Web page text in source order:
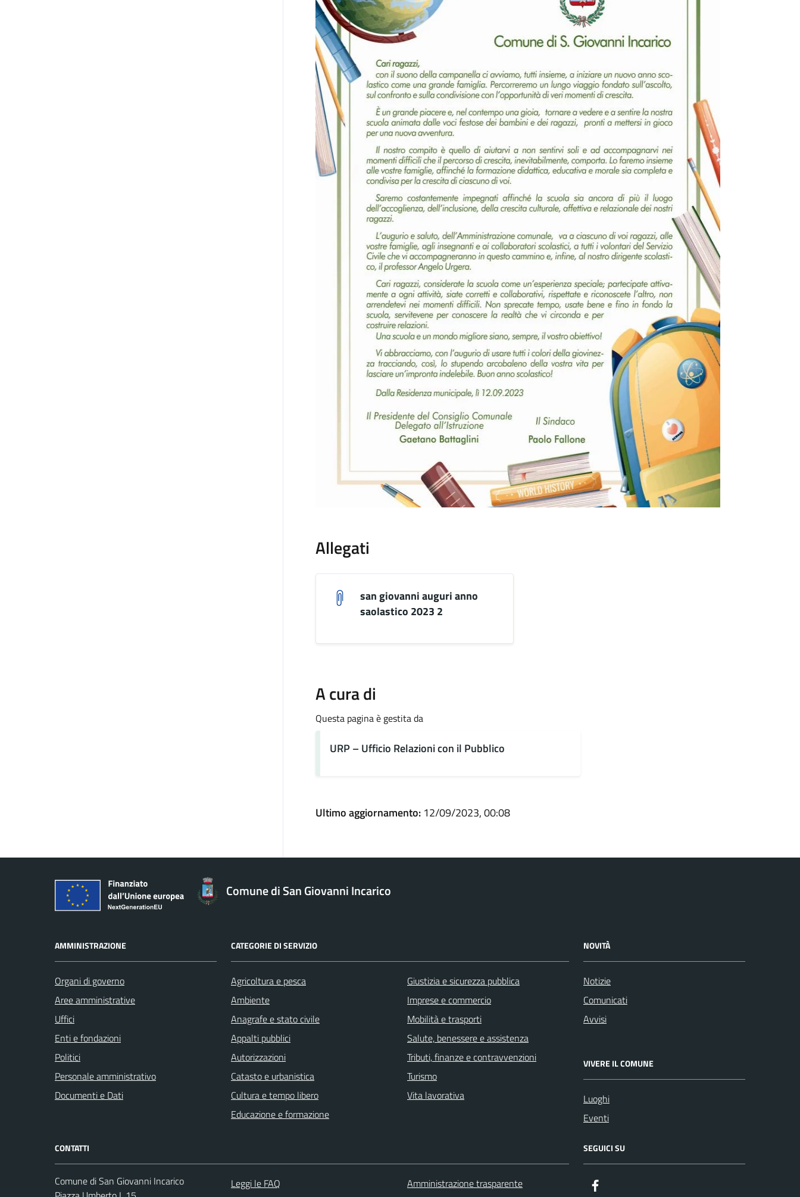
Allegati
san giovanni auguri anno
saolastico 2023 2
A cura di
Questa pagina è gestita da
URP – Ufficio Relazioni con il Pubblico
Ultimo aggiornamento: 12/09/2023, 00:08
Comune di San Giovanni Incarico
AMMINISTRAZIONE
Organi di governo
Aree amministrative
Uffici
Enti e fondazioni
Politici
Personale amministrativo
Documenti e Dati
CATEGORIE DI SERVIZIO
Agricoltura e pesca
Ambiente
Anagrafe e stato civile
Appalti pubblici
Autorizzazioni
Catasto e urbanistica
Cultura e tempo libero
Educazione e formazione
Giustizia e sicurezza pubblica
Imprese e commercio
Mobilità e trasporti
Salute, benessere e assistenza
Tributi, finanze e contravvenzioni
Turismo
Vita lavorativa
NOVITÀ
Notizie
Comunicati
Avvisi
VIVERE IL COMUNE
Luoghi
Eventi
CONTATTI
Comune di San Giovanni Incarico
Leggi le FAQ
Amministrazione trasparente
SEGUICI SU